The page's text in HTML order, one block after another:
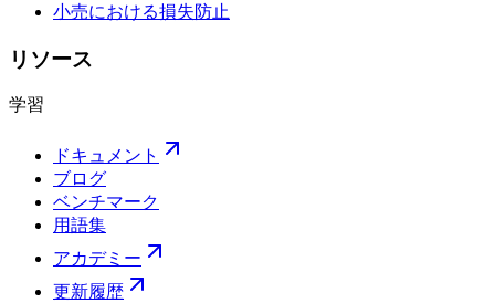
小売における損失防止
リソース
学習
ドキュメント
ブログ
ベンチマーク
用語集
アカデミー
更新履歴